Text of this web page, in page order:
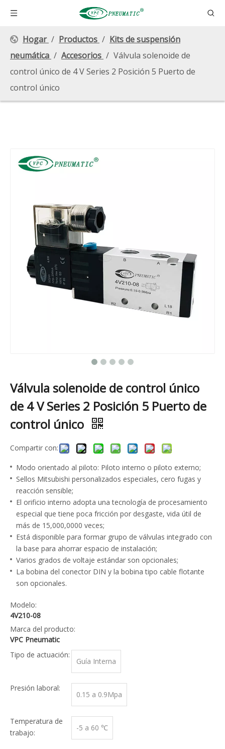
Hogar / Productos / Kits de suspensión
neumática / Accesorios / Válvula solenoide de
control único de 4 V Series 2 Posición 5 Puerto de
control único
Válvula solenoide de control único
de 4 V Series 2 Posición 5 Puerto de
control único
Compartir con:
Modo orientado al piloto: Piloto interno o piloto externo;
Sellos Mitsubishi personalizados especiales, cero fugas y
reacción sensible;
El orificio interno adopta una tecnología de procesamiento
especial que tiene poca fricción por desgaste, vida útil de
más de 15,000,0000 veces;
Está disponible para formar grupo de válvulas integrado con
la base para ahorrar espacio de instalación;
Varios grados de voltaje estándar son opcionales;
La bobina del conector DIN y la bobina tipo cable flotante
son opcionales.
Modelo:
4V210-08
Marca del producto:
VPC Pneumatic
Tipo de actuación:
Guía Interna
Presión laboral:
0.15 a 0.9Mpa
Temperatura de
trabajo:
-5 a 60 ℃